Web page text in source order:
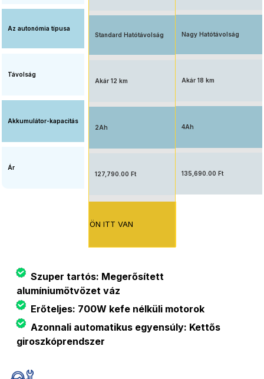
Az autonómia típusa
Távolság
Akkumulátor-kapacitás
Ár
Standard Hatótávolság
Akár 12 km
2Ah
127,790.00 Ft
ÖN ITT VAN
Nagy Hatótávolság
Akár 18 km
4Ah
135,690.00 Ft
Szuper tartós: Megerősített
alumíniumötvözet váz
Erőteljes: 700W kefe nélküli motorok
Azonnali automatikus egyensúly: Kettős
giroszkóprendszer